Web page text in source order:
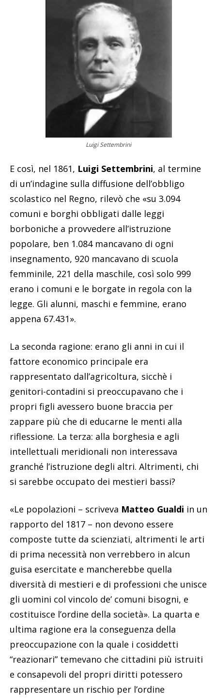
Luigi Settembrini
E così, nel 1861, Luigi Settembrini, al termine
di un’indagine sulla diffusione dell’obbligo
scolastico nel Regno, rilevò che «su 3.094
comuni e borghi obbligati dalle leggi
borboniche a provvedere all’istruzione
popolare, ben 1.084 mancavano di ogni
insegnamento, 920 mancavano di scuola
femminile, 221 della maschile, così solo 999
erano i comuni e le borgate in regola con la
legge. Gli alunni, maschi e femmine, erano
appena 67.431».
La seconda ragione: erano gli anni in cui il
fattore economico principale era
rappresentato dall’agricoltura, sicchè i
genitori-contadini si preoccupavano che i
propri figli avessero buone braccia per
zappare più che di educarne le menti alla
riflessione. La terza: alla borghesia e agli
intellettuali meridionali non interessava
granché l’istruzione degli altri. Altrimenti, chi
si sarebbe occupato dei mestieri bassi?
«Le popolazioni – scriveva Matteo Gualdi in un
rapporto del 1817 – non devono essere
composte tutte da scienziati, altrimenti le arti
di prima necessità non verrebbero in alcun
guisa esercitate e mancherebbe quella
diversità di mestieri e di professioni che unisce
gli uomini col vincolo de’ comuni bisogni, e
costituisce l’ordine della società». La quarta e
ultima ragione era la conseguenza della
preoccupazione con la quale i cosiddetti
“reazionari” temevano che cittadini più istruiti
e consapevoli del propri diritti potessero
rappresentare un rischio per l’ordine